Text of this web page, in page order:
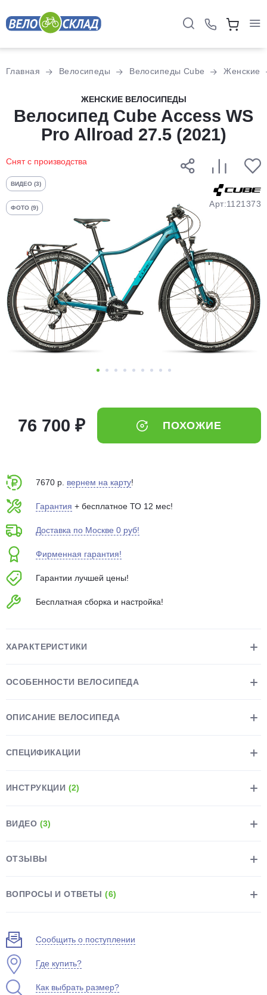
Главная Велосипеды Велосипеды Cube Женские
ЖЕНСКИЕ ВЕЛОСИПЕДЫ
Велосипед Cube Access WS
Pro Allroad 27.5 (2021)
Снят с производства
ВИДЕО (3)
ФОТО (9) Арт:1121373
76 700 ₽ ПОХОЖИЕ
7670 р. вернем на карту!
Гарантия + бесплатное ТО 12 мес!
Доставка по Москве 0 руб!
Фирменная гарантия!
Гарантии лучшей цены!
Бесплатная сборка и настройка!
ХАРАКТЕРИСТИКИ
ОСОБЕННОСТИ ВЕЛОСИПЕДА
ОПИСАНИЕ ВЕЛОСИПЕДА
СПЕЦИФИКАЦИИ
ИНСТРУКЦИИ (2)
ВИДЕО (3)
ОТЗЫВЫ
ВОПРОСЫ И ОТВЕТЫ(6)
Сообщить о поступлении
Где купить?
Как выбрать размер?
Разбейте
оплатуна части
без переплат
График платежей
Добавляйте товары
в корзину
Оплачивайте сегодня только
25% картой любого банка
выбранный способом
75% будут
Подробнее
Остались вопросы?